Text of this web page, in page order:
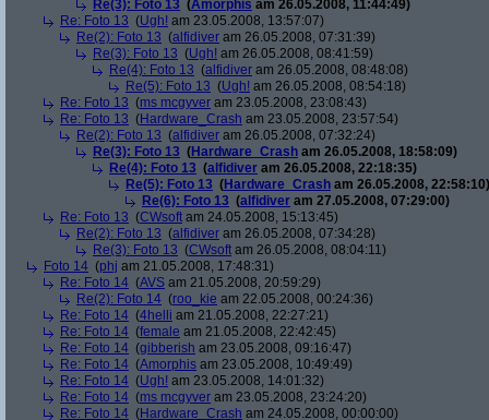
Re(3): Foto 13 (Amorphis am 26.05.2008, 11:44:49)
Re: Foto 13 (Ugh! am 23.05.2008, 13:57:07)
Re(2): Foto 13 (alfidiver am 26.05.2008, 07:31:39)
Re(3): Foto 13 (Ugh! am 26.05.2008, 08:41:59)
Re(4): Foto 13 (alfidiver am 26.05.2008, 08:48:08)
Re(5): Foto 13 (Ugh! am 26.05.2008, 08:54:18)
Re: Foto 13 (ms mcgyver am 23.05.2008, 23:08:43)
Re: Foto 13 (Hardware_Crash am 23.05.2008, 23:57:54)
Re(2): Foto 13 (alfidiver am 26.05.2008, 07:32:24)
Re(3): Foto 13 (Hardware_Crash am 26.05.2008, 18:58:09)
Re(4): Foto 13 (alfidiver am 26.05.2008, 22:18:35)
Re(5): Foto 13 (Hardware_Crash am 26.05.2008, 22:58:10)
Re(6): Foto 13 (alfidiver am 27.05.2008, 07:29:00)
Re: Foto 13 (CWsoft am 24.05.2008, 15:13:45)
Re(2): Foto 13 (alfidiver am 26.05.2008, 07:34:28)
Re(3): Foto 13 (CWsoft am 26.05.2008, 08:04:11)
Foto 14 (phj am 21.05.2008, 17:48:31)
Re: Foto 14 (AVS am 21.05.2008, 20:59:29)
Re(2): Foto 14 (roo_kie am 22.05.2008, 00:24:36)
Re: Foto 14 (4helli am 21.05.2008, 22:27:21)
Re: Foto 14 (female am 21.05.2008, 22:42:45)
Re: Foto 14 (gibberish am 23.05.2008, 09:16:47)
Re: Foto 14 (Amorphis am 23.05.2008, 10:49:49)
Re: Foto 14 (Ugh! am 23.05.2008, 14:01:32)
Re: Foto 14 (ms mcgyver am 23.05.2008, 23:24:20)
Re: Foto 14 (Hardware_Crash am 24.05.2008, 00:00:00)